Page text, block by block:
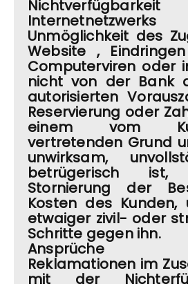
Unmöglichkeit des
Website ,
Computerviren oder
nicht von der Bank
autorisierten
Reservierung oder
einem vom
vertretenden Grund
unwirksam,
betrügerisch
Stornierung der
Kosten des Kunden,
etwaiger zivil- oder
Schritte gegen ihn.
Ansprüche
Reklamationen im
mit der